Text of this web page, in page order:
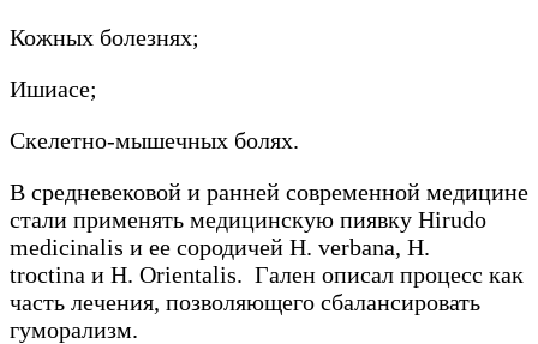
Кожных болезнях;
Ишиасе;
Скелетно-мышечных болях.
В средневековой и ранней современной медицине
стали применять медицинскую пиявку Hirudo
medicinalis и ее сородичей H. verbana, H.
troctina и H. Orientalis. Гален описал процесс как
часть лечения, позволяющего сбалансировать
гуморализм.